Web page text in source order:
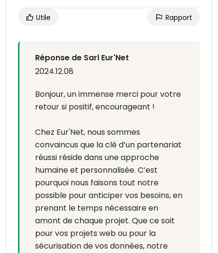
Utile Rapport
Réponse de Sarl Eur'Net
2024.12.08
Bonjour, un immense merci pour votre
retour si positif, encourageant !
Chez Eur'Net, nous sommes
convaincus que la clé d’un partenariat
réussi réside dans une approche
humaine et personnalisée. C’est
pourquoi nous faisons tout notre
possible pour anticiper vos besoins, en
prenant le temps nécessaire en
amont de chaque projet. Que ce soit
pour vos projets web ou pour la
sécurisation de vos données, notre